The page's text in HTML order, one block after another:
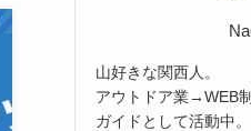
山好きな関西人。
アウトドア業→WEB
ガイドとして活動中。